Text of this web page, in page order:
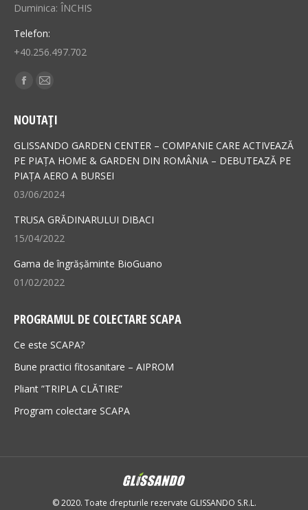
Duminica: ÎNCHIS
Telefon:
+40.256.497.702
Find us on:
Facebook
opens
in
new
window
Mail
opens
in
new
window
NOUTAȚI
GLISSANDO GARDEN CENTER – COMPANIE CARE ACTIVEAZĂ
PE PIAȚA HOME & GARDEN DIN ROMÂNIA – DEBUTEAZĂ PE
PIAȚA AERO A BURSEI
03/06/2024
TRUSA GRĂDINARULUI DIBACI
15/04/2022
Gama de îngrășăminte BioGuano
01/02/2022
PROGRAMUL DE COLECTARE SCAPA
Ce este SCAPA?
Bune practici fitosanitare – AIPROM
Pliant ”TRIPLA CLĂTIRE”
Program colectare SCAPA
© 2020. Toate drepturile rezervate GLISSANDO S.R.L.